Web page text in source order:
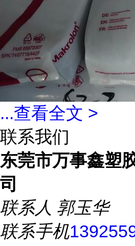
...查看全文 >
联系我们
东莞市万事鑫塑
司
联系人 郭玉华
联系手机